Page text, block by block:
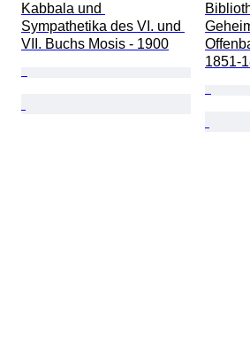
Kabbala und
Sympathetika des VI. und
VII. Buchs Mosis - 1900
1851-